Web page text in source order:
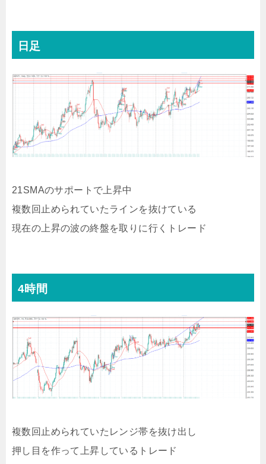
日足
21SMAのサポートで上昇中
複数回止められていたラインを抜けている
現在の上昇の波の終盤を取りに行くトレード
4時間
複数回止められていたレンジ帯を抜け出し
押し目を作って上昇しているトレード